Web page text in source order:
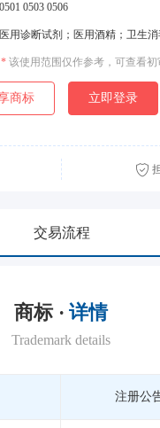
0501 0503 0506
医用诊断试剂；医用酒精；卫生
* 该使用范围仅作参考，可查看
商标
立即登录
交易流程
商标 · 详情
Trademark details
注册公